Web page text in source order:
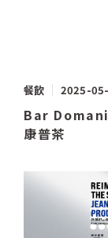
餐飲 2025-
Bar
康普茶